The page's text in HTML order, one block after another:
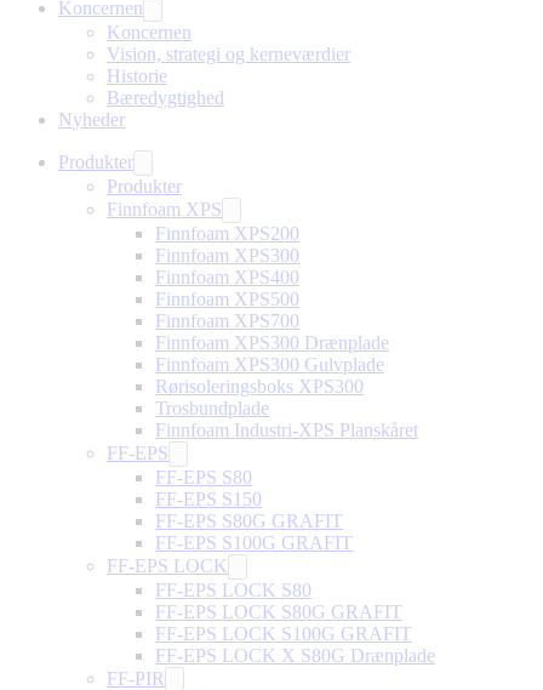
Koncernen
Koncernen
Vision, strategi og kerneværdier
Historie
Bæredygtighed
Nyheder
Produkter
Produkter
Finnfoam XPS
Finnfoam XPS200
Finnfoam XPS300
Finnfoam XPS400
Finnfoam XPS500
Finnfoam XPS700
Finnfoam XPS300 Drænplade
Finnfoam XPS300 Gulvplade
Rørisoleringsboks XPS300
Trosbundplade
Finnfoam Industri-XPS Planskåret
FF-EPS
FF-EPS S80
FF-EPS S150
FF-EPS S80G GRAFIT
FF-EPS S100G GRAFIT
FF-EPS LOCK
FF-EPS LOCK S80
FF-EPS LOCK S80G GRAFIT
FF-EPS LOCK S100G GRAFIT
FF-EPS LOCK X S80G Drænplade
FF-PIR